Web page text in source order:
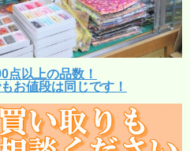
点以上の品数！
お値段は同じです！